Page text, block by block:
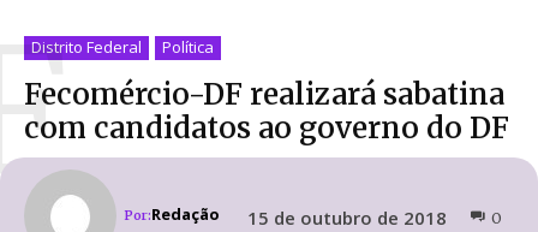
Distrito Federal Política
Fecomércio-DF realizará sabatina
com candidatos ao governo do DF
Por:Redação 15 de outubro de 2018 0